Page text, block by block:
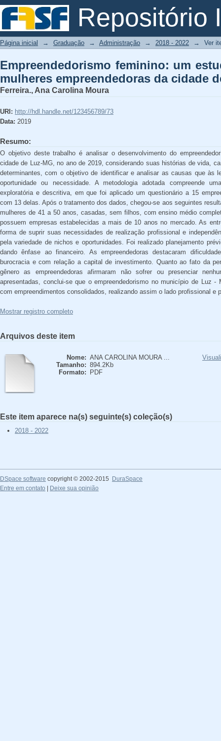
Repositório
Empreendedorismo feminino:
empreendedoras da cidade de Luz –
Página inicial → Graduação → Administração → 2018 - 2022 → Ver
Empreendedorismo feminino: um
mulheres empreendedoras da cidade
Ferreira., Ana Carolina Moura
URI: http://hdl.handle.net/123456789/73
Data: 2019
Resumo:
O objetivo deste trabalho é analisar o desenvolvimento do
cidade de Luz-MG, no ano de 2019, considerando suas histórias de vida,
determinantes, com o objetivo de identificar e analisar as causas que às
oportunidade ou necessidade. A metodologia adotada compreende
exploratória e descritiva, em que foi aplicado um questionário a 15
com 13 delas. Após o tratamento dos dados, chegou-se aos seguintes
mulheres de 41 a 50 anos, casadas, sem filhos, com ensino médio
possuem empresas estabelecidas a mais de 10 anos no mercado. As
forma de suprir suas necessidades de realização profissional e
pela variedade de nichos e oportunidades. Foi realizado planejamento
dando ênfase ao financeiro. As empreendedoras destacaram
burocracia e com relação a capital de investimento. Quanto ao fato da
gênero as empreendedoras afirmaram não sofrer ou presenciar
apresentadas, conclui-se que o empreendedorismo no município de Luz -
com empreendimentos consolidados, realizando assim o lado profissional e
Mostrar registro completo
Arquivos deste item
Nome: ANA CAROLINA MOURA ...
Tamanho: 894.2Kb
Formato:
PDF
Este item aparece na(s) seguinte(s) coleção(s)
2018 - 2022
DSpace software copyright © 2002-2015
DuraSpace
Entre em contato
Deixe sua opinião